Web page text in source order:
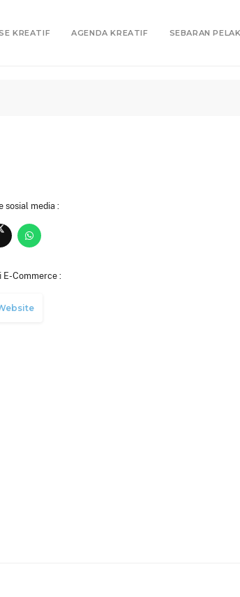
KREATIF AGENDA KREATIF SEBARAN
sosial media :
E-Commerce :